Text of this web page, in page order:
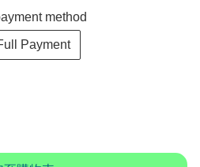
method
Payment